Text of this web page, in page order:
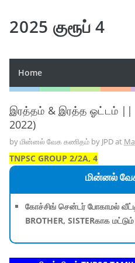
2025 குரூப் 4
Home
இரத்தம் & இரத்த ஓட்டம் ||
2022)
byமின்னல் வேக கணிதம் by JPDat
TNPSC GROUP 2/2A, 4
மின்னல்
கோச்சிங் சென்டர் போகாமல்
BROTHER, SISTERகாக மட்டும்